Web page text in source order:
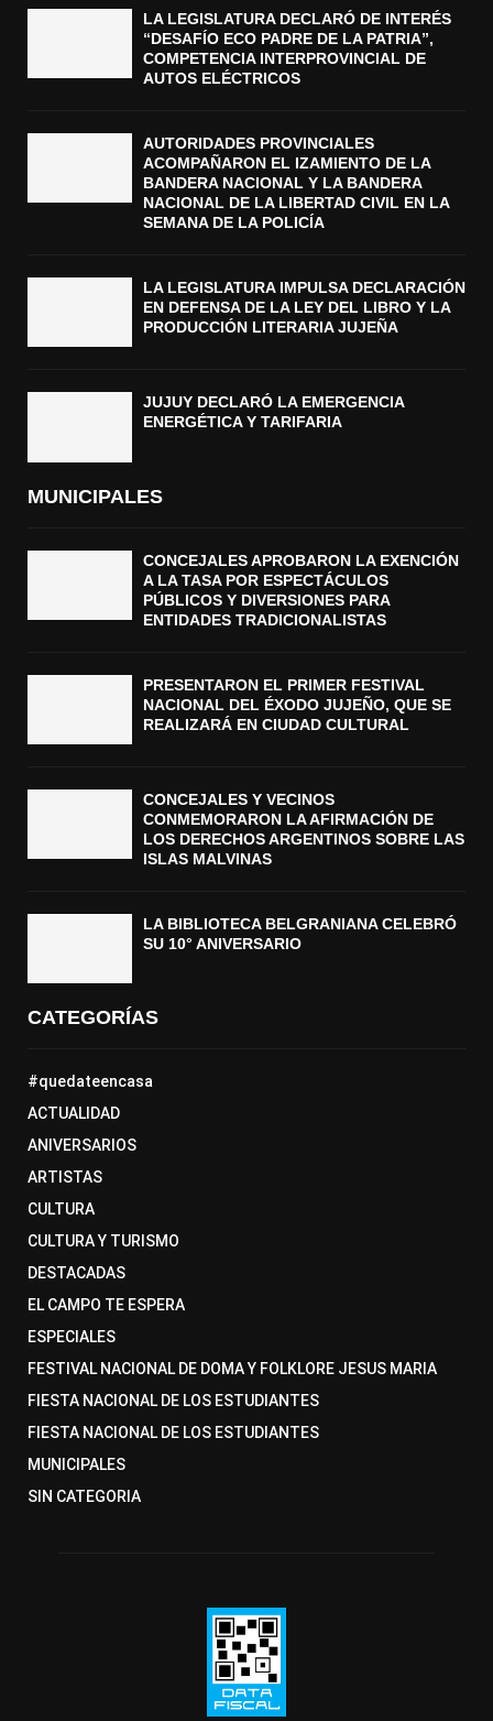
LA LEGISLATURA DECLARÓ DE INTERÉS
“DESAFÍO ECO PADRE DE LA PATRIA”,
COMPETENCIA INTERPROVINCIAL DE
AUTOS ELÉCTRICOS
AUTORIDADES PROVINCIALES
ACOMPAÑARON EL IZAMIENTO DE LA
BANDERA NACIONAL Y LA BANDERA
NACIONAL DE LA LIBERTAD CIVIL EN LA
SEMANA DE LA POLICÍA
LA LEGISLATURA IMPULSA DECLARACIÓN
EN DEFENSA DE LA LEY DEL LIBRO Y LA
PRODUCCIÓN LITERARIA JUJEÑA
JUJUY DECLARÓ LA EMERGENCIA
ENERGÉTICA Y TARIFARIA
MUNICIPALES
CONCEJALES APROBARON LA EXENCIÓN
A LA TASA POR ESPECTÁCULOS
PÚBLICOS Y DIVERSIONES PARA
ENTIDADES TRADICIONALISTAS
PRESENTARON EL PRIMER FESTIVAL
NACIONAL DEL ÉXODO JUJEÑO, QUE SE
REALIZARÁ EN CIUDAD CULTURAL
CONCEJALES Y VECINOS
CONMEMORARON LA AFIRMACIÓN DE
LOS DERECHOS ARGENTINOS SOBRE LAS
ISLAS MALVINAS
LA BIBLIOTECA BELGRANIANA CELEBRÓ
SU 10° ANIVERSARIO
CATEGORÍAS
#quedateencasa
ACTUALIDAD
ANIVERSARIOS
ARTISTAS
CULTURA
CULTURA Y TURISMO
DESTACADAS
EL CAMPO TE ESPERA
ESPECIALES
FESTIVAL NACIONAL DE DOMA Y FOLKLORE JESUS MARIA
FIESTA NACIONAL DE LOS ESTUDIANTES
FIESTA NACIONAL DE LOS ESTUDIANTES
MUNICIPALES
SIN CATEGORIA